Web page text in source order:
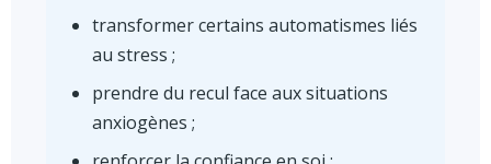
transformer certains automatismes liés
au stress ;
prendre du recul face aux situations
anxiogènes ;